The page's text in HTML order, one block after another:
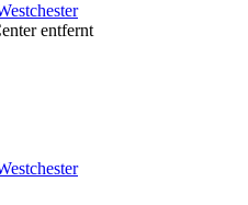
entfernt